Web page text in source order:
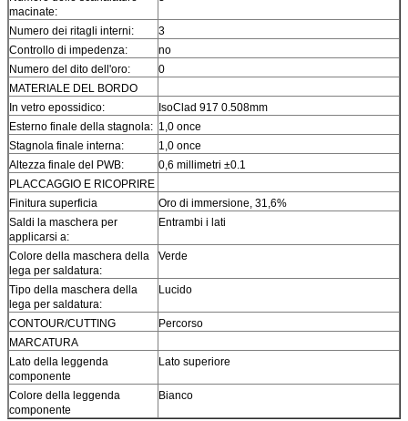
macinate:
Numero dei ritagli interni:
3
Controllo di impedenza:
no
Numero del dito dell'oro:
0
MATERIALE DEL BORDO
In vetro epossidico:
IsoClad 917 0.508mm
Esterno finale della stagnola: 1,0 once
Stagnola finale interna:
1,0 once
Altezza finale del PWB:
0,6 millimetri ±0.1
PLACCAGGIO E RICOPRIRE
Finitura superficia
Oro di immersione, 31,6%
Saldi la maschera per
applicarsi a:
Entrambi i lati
Colore della maschera della
lega per saldatura:
Verde
Tipo della maschera della
lega per saldatura:
Lucido
CONTOUR/CUTTING
Percorso
MARCATURA
Lato della leggenda
componente
Lato superiore
Colore della leggenda
componente
Bianco